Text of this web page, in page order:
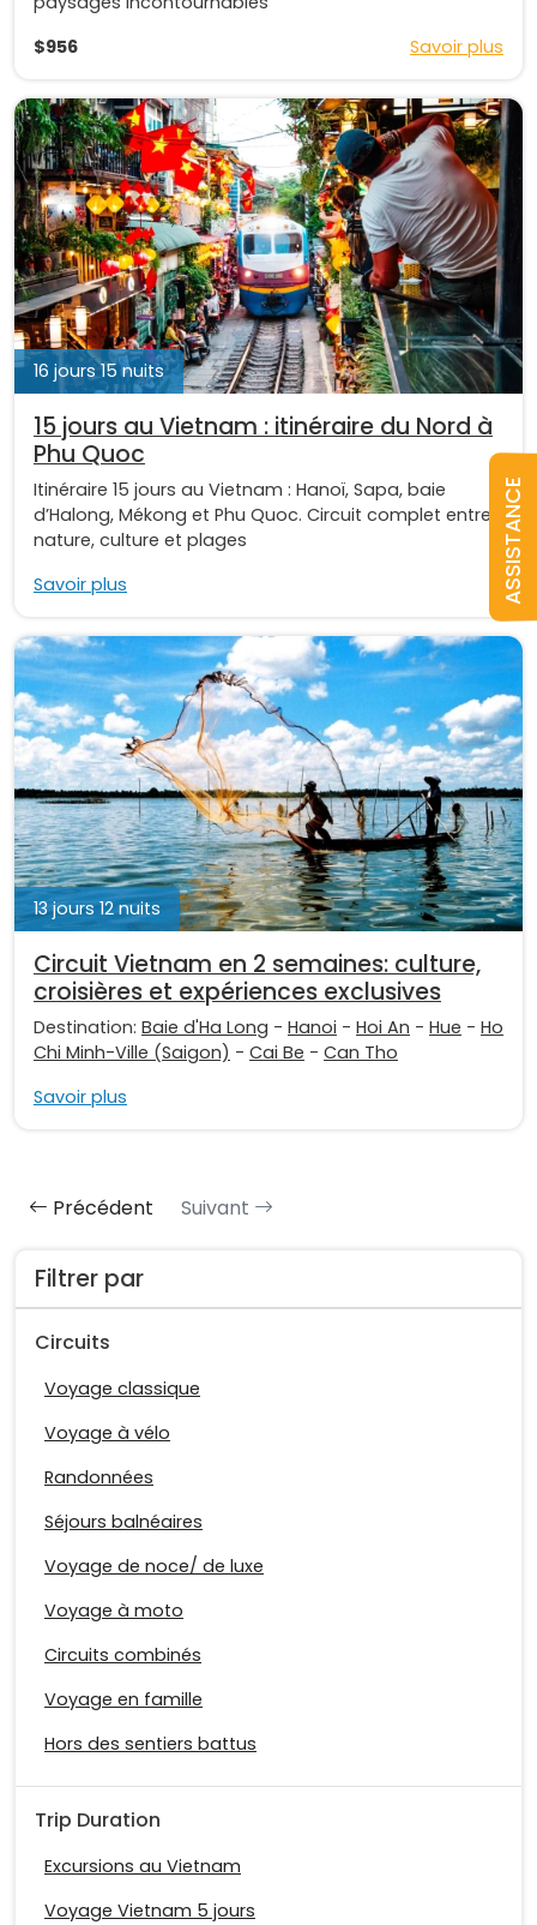
Filtrer par
Circuits
Voyage classique
Voyage à vélo
Randonnées
Séjours balnéaires
Voyage de noce/ de luxe
Voyage à moto
Circuits combinés
Voyage en famille
Hors des sentiers battus
Trip Duration
Excursions au Vietnam
Voyage Vietnam 5 jours
$956
Savoir plus
16 jours 15 nuits
15 jours au Vietnam : itinéraire du Nord à
Phu Quoc
Itinéraire 15 jours au Vietnam : Hanoï, Sapa, baie
d’Halong, Mékong et Phu Quoc. Circuit complet entre
nature, culture et plages
Savoir plus
13 jours 12 nuits
Circuit Vietnam en 2 semaines: culture,
croisières et expériences exclusives
Destination: Baie d'Ha Long - Hanoi - Hoi An - Hue - Ho
Chi Minh-Ville (Saigon) - Cai Be - Can Tho
Savoir plus
Précédent Suivant
ASSISTANCE